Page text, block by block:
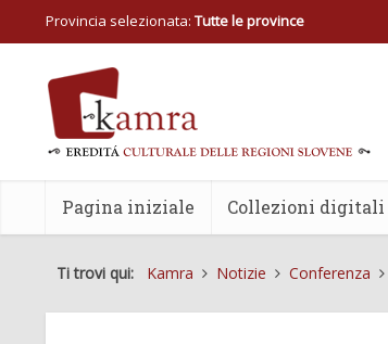
Provincia selezionata: Tutte le province
Pagina iniziale Collezioni digitali
Ti trovi qui: Kamra Notizie Conferenza